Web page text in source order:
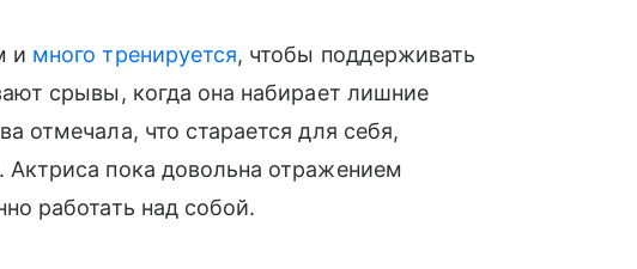
и много тренируется, чтобы поддерживать
срывы, когда она набирает лишние
отмечала, что старается для себя,
пока довольна отражением
работать над собой.